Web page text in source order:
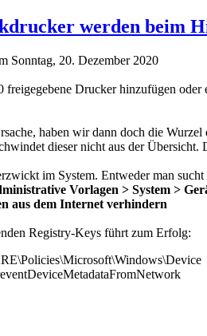
werden beim
Sonntag, 20. Dezember 2020
Drucker hinzufügen oder
haben wir dann doch die
dieser nicht aus der
im System. Entweder man
Vorlagen > System >
aus dem Internet verhindern
Registry-Keys führt zum Erfolg: